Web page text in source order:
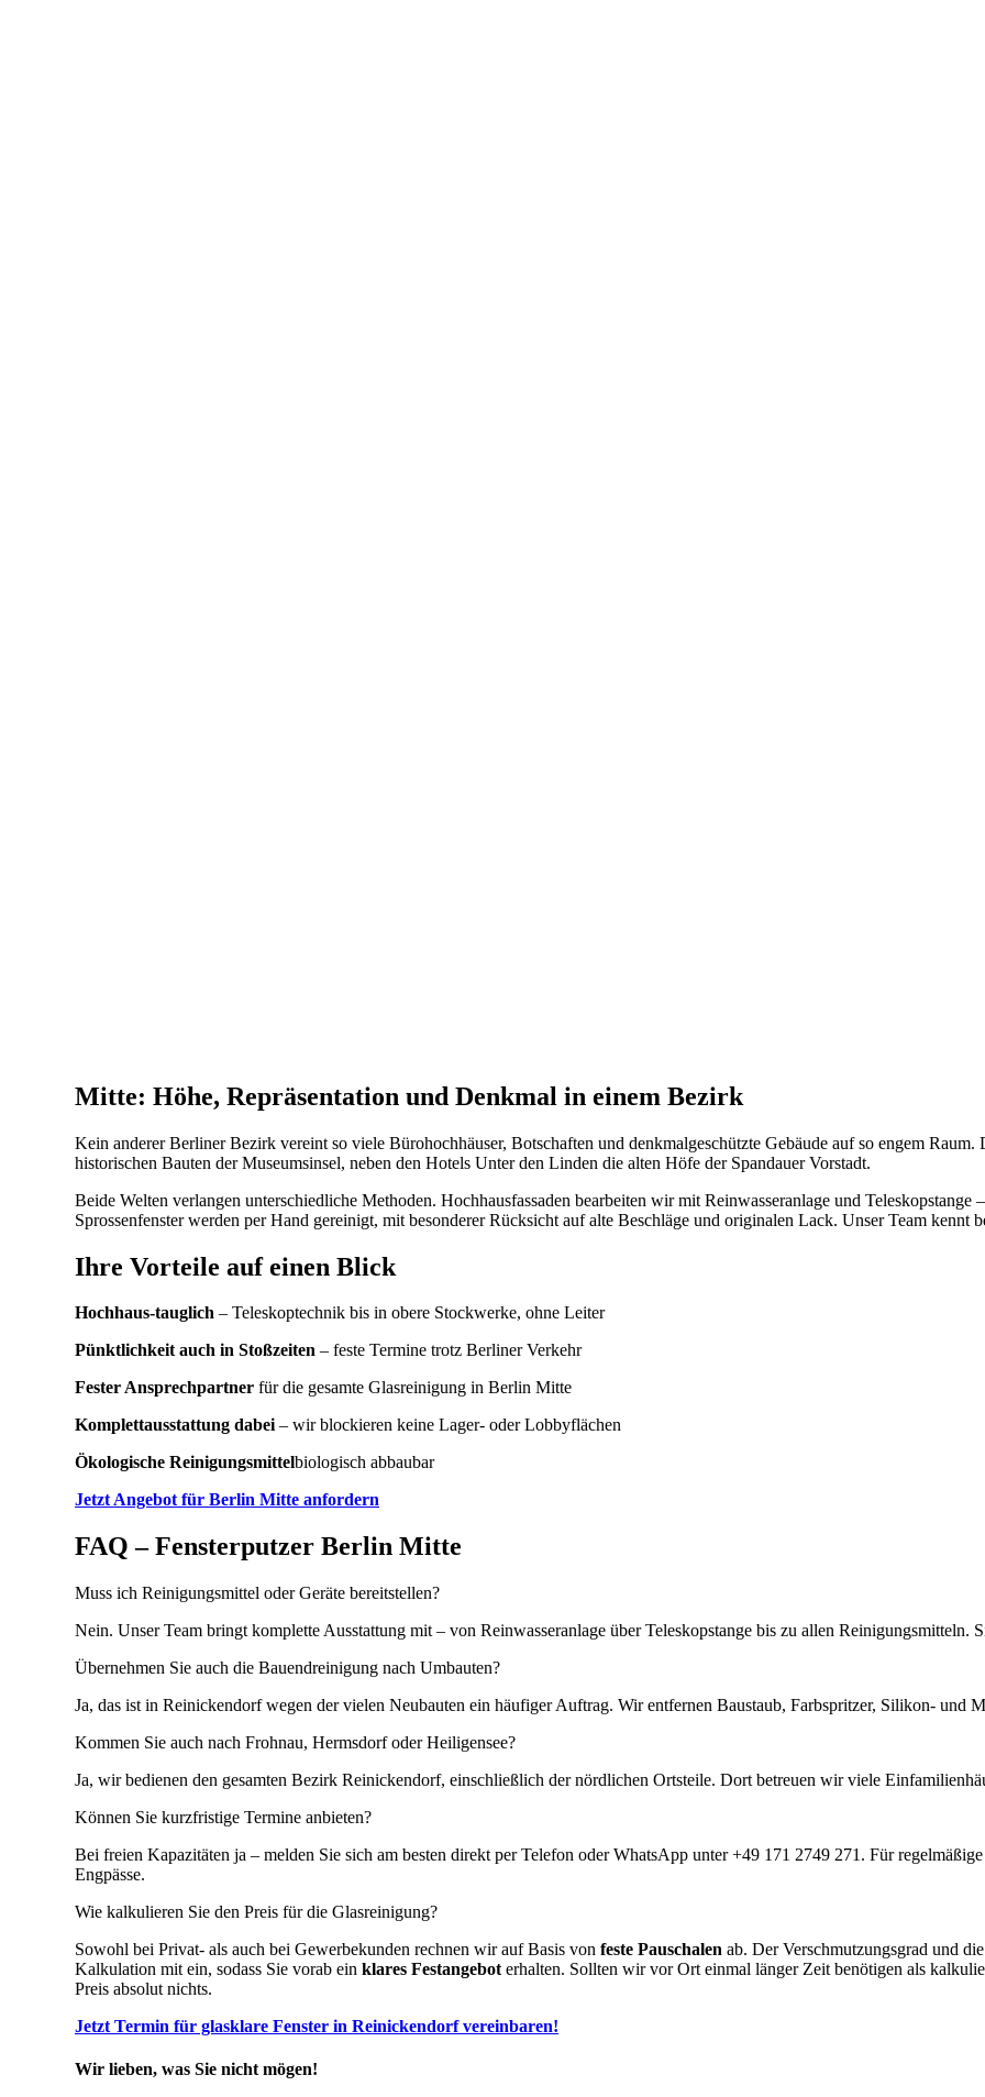
Mitte: Höhe, Repräsentation und Denkmal in einem Bezirk
Kein anderer Berliner Bezirk vereint so viele Bürohochhäuser, Botschaften und denkmalgeschützte Gebäude auf so engem
historischen Bauten der Museumsinsel, neben den Hotels Unter den Linden die alten Höfe der Spandauer Vorstadt.
Beide Welten verlangen unterschiedliche Methoden. Hochhausfassaden bearbeiten wir mit Reinwasseranlage und
Sprossenfenster werden per Hand gereinigt, mit besonderer Rücksicht auf alte Beschläge und originalen Lack. Unser Team kennt
Ihre Vorteile auf einen Blick
Hochhaus-tauglich – Teleskoptechnik bis in obere Stockwerke, ohne Leiter
Pünktlichkeit auch in Stoßzeiten – feste Termine trotz Berliner Verkehr
Fester Ansprechpartner für die gesamte Glasreinigung in Berlin Mitte
Komplettausstattung dabei– wir blockieren keine Lager- oder Lobbyflächen
Ökologische Reinigungsmittelbiologisch abbaubar
Jetzt Angebot für Berlin Mitte anfordern
FAQ – Fensterputzer Berlin Mitte
Muss ich Reinigungsmittel oder Geräte bereitstellen?
Nein. Unser Team bringt komplette Ausstattung mit – von Reinwasseranlage über Teleskopstange bis zu allen Reinigungsmitteln.
Übernehmen Sie auch die Bauendreinigung nach Umbauten?
Ja, das ist in Reinickendorf wegen der vielen Neubauten ein häufiger Auftrag. Wir entfernen Baustaub, Farbspritzer, Silikon- und
Kommen Sie auch nach Frohnau, Hermsdorf oder Heiligensee?
Ja, wir bedienen den gesamten Bezirk Reinickendorf, einschließlich der nördlichen Ortsteile. Dort betreuen wir viele
Können Sie kurzfristige Termine anbieten?
Bei freien Kapazitäten ja – melden Sie sich am besten direkt per Telefon oder WhatsApp unter +49 171 2749 271. Für
Engpässe.
Wie kalkulieren Sie den Preis für die Glasreinigung?
Sowohl bei Privat- als auch bei Gewerbekunden rechnen wir auf Basis von feste Pauschalen ab. Der Verschmutzungsgrad und
Kalkulation mit ein, sodass Sie vorab ein klares Festangebot erhalten. Sollten wir vor Ort einmal länger Zeit benötigen als
Preis absolut nichts.
Jetzt Termin für glasklare Fenster in Reinickendorf vereinbaren!
Wir lieben, was Sie nicht mögen!